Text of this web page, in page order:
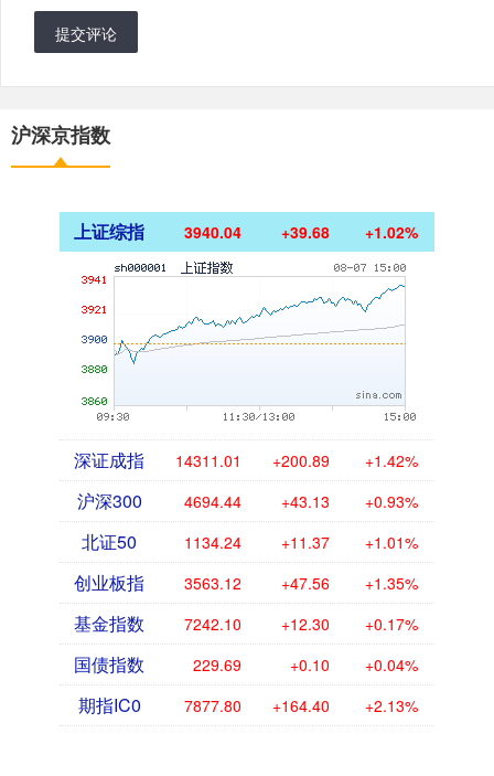
提交评论
沪深京指数
上证综指 3940.04 +39.68 +1.02%
深证成指 14311.01 +200.89 +1.42%
沪深300 4694.44 +43.13 +0.93%
北证50 1134.24 +11.37 +1.01%
创业板指 3563.12 +47.56 +1.35%
基金指数 7242.10 +12.30 +0.17%
国债指数 229.69 +0.10 +0.04%
期指IC0 7877.80 +164.40 +2.13%